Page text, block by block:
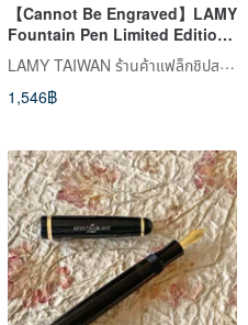
【Cannot Be Engraved】LAMY
Fountain Pen Limited Edition /
SAFARI - Harry Potter
Hufflepuff Yellow
LAMY TAIWAN ร้านค้าแฟล็กชิปสโตร์ทางการ
1,546฿